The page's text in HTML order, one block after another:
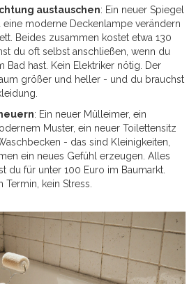
austauschen: Ein neuer Spiegel
eine moderne Deckenlampe verändern
Beides zusammen kostet etwa 130
du oft selbst anschließen, wenn du
Bad hast. Kein Elektriker nötig. Der
größer und heller - und du brauchst
: Ein neuer Mülleimer, ein
Muster, ein neuer Toilettensitz
- das sind Kleinigkeiten,
ein neues Gefühl erzeugen. Alles
du für unter 100 Euro im Baumarkt.
Termin, kein Stress.